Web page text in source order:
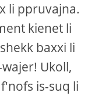
li ppruvajna.
kienet li
baxxi li
Ukoll,
is-suq li